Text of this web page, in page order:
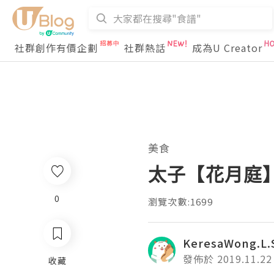
社群創作有價企劃 社群熱話 成為U Creator
0
收藏
美食
太子【花月
瀏覽次數:1699
發佈於 2019.11.22